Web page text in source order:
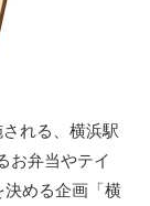
れる、横浜駅
お弁当やテイ
決める企画「横